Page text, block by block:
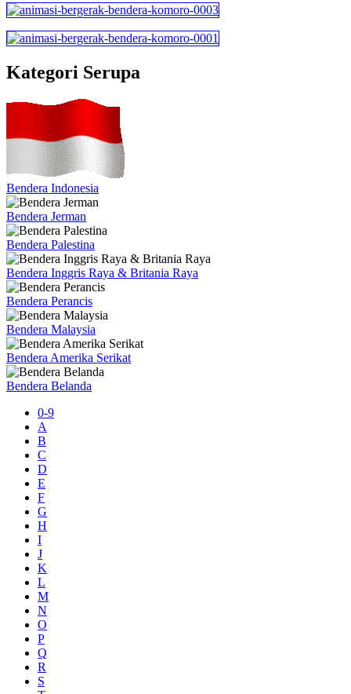
Kategori Serupa
Bendera Indonesia
Bendera Jerman
Bendera Palestina
Bendera Inggris Raya & Britania Raya
Bendera Perancis
Bendera Malaysia
Bendera Amerika Serikat
Bendera Belanda
0-9
A
B
C
D
E
F
G
H
I
J
K
L
M
N
O
P
Q
R
S